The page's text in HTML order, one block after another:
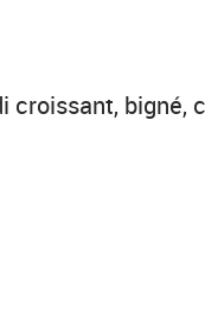
bigné,